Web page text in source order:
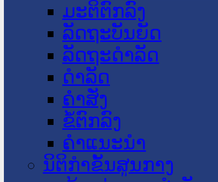
ມະຕິຕົກລົງ
ລັດຖະບັນຍັດ
ລັດຖະດໍາລັດ
ດໍາລັດ
ຄໍາສັ່ງ
ຂໍ້ຕົກລົງ
ຄໍາແນະນໍາ
ນິຕິກຳຂັ້ນສູນກາງ